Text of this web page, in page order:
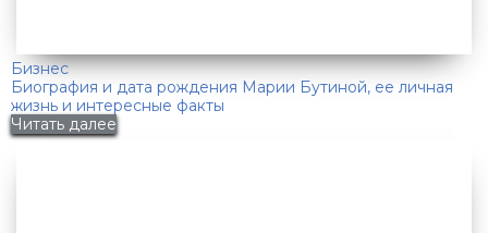
Бизнес
Биография и дата рождения Марии Бутиной, ее личная
жизнь и интересные факты
Читать далее